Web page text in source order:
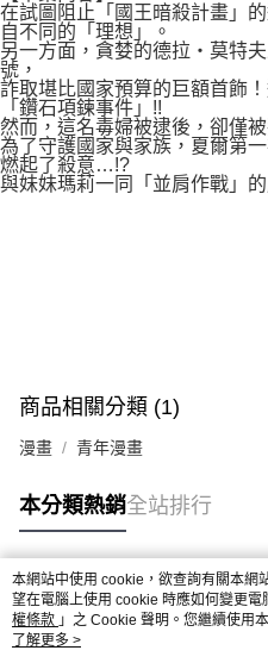
在試圖阻止「國王暗殺計畫」
自不同的「理想」。
另一方面，貪婪的德拉‧莫特
號，
詐取堪比國家預算的巨額首飾
「鑽石項鍊事件」!!
然而，這名毒婦被逮後，卻僅
為了守護國家與家族，夏爾第
燃起了殺意…!?
與妹妹瑪莉一同「並肩作戰」
商品相關分類 (1)
漫畫 青年漫畫
本分類熱銷全站排行
熱門標籤
本網站中使用 cookie，欲查詢有關本網
望在電腦上使用 cookie 時應如何變更
權條款 」之 Cookie 聲明。您繼續使用
用條款之 Cookie 聲明使用 cookie。
了解更多 >